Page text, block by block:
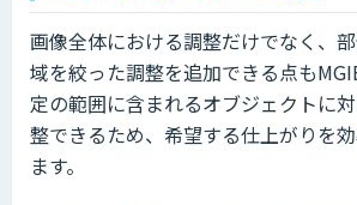
画像全体における調整だけでなく、
域を絞った調整を追加できる点も
定の範囲に含まれるオブジェクトに
整できるため、希望する仕上がりを
ます。